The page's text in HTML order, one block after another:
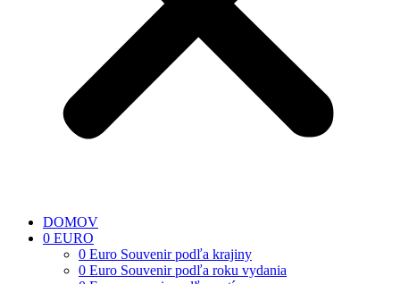
DOMOV
0 EURO
0 Euro Souvenir podľa krajiny
0 Euro Souvenir podľa roku vydania